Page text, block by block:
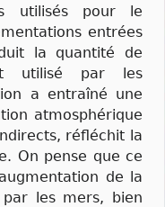
utilisés pour le
entrées
la quantité de
utilisé par les
a entraîné une
atmosphérique
réfléchit la
On pense que ce
de la
par les mers, bien